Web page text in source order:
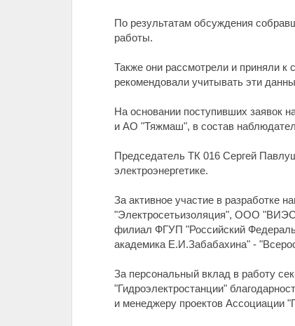
По результатам обсуждения
работы.
Также они рассмотрели и приняли к
рекомендовали учитывать эти
На основании поступивших заявок
и АО "Тяжмаш", в состав
Председатель ТК 016 Сергей
электроэнергетике.
За активное участие в разработке
"Электросетьизоляция", ООО
филиал ФГУП "Российский
академика Е.И.Забабахина" -
За персональный вклад в работу
"Гидроэлектростанции"
и менеджеру проектов Ассоциации